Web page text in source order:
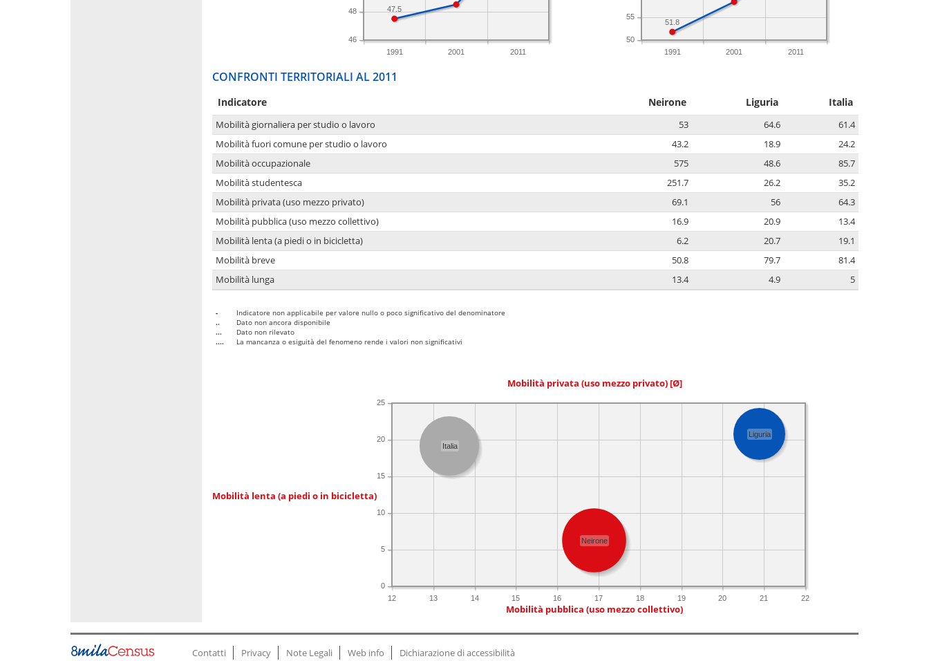
1991 2001 2011
46
48
47.5
1991 2001 2011
50
55
51.8
CONFRONTI TERRITORIALI AL 2011
Indicatore Neirone Liguria Italia
Mobilità giornaliera per studio o lavoro 53 64.6
61.4
Mobilità fuori comune per studio o lavoro
43.2 18.9
24.2
Mobilità occupazionale
575 48.6
85.7
Mobilità studentesca
251.7 26.2
35.2
Mobilità privata (uso mezzo privato)
69.1 56
64.3
Mobilità pubblica (uso mezzo collettivo)
16.9 20.9
13.4
Mobilità lenta (a piedi o in bicicletta)
6.2 20.7
19.1
Mobilità breve
50.8 79.7
81.4
Mobilità lunga
13.4 4.9 5
-
Indicatore non applicabile per valore nullo o poco significativo del denominatore
..
Dato non ancora disponibile
...
Dato non rilevato
....
La mancanza o esiguità del fenomeno rende i valori non significativi
Mobilità privata (uso mezzo privato) [Ø]
Mobilità lenta (a piedi o in bicicletta)
12 13 14 15 16 17 18 19 20 21 22
0
5
10
15
20
25
Neirone
Italia
Liguria
Mobilità pubblica (uso mezzo collettivo)
Contatti Privacy Note Legali Web info Dichiarazione di accessibilità